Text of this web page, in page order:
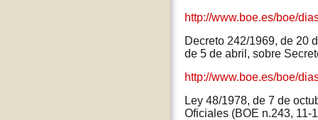
http://www.boe.es/boe/
Decreto 242/1969, de 20
de 5 de abril, sobre
http://www.boe.es/boe/
Ley 48/1978, de 7 de
Oficiales (BOE n.243, 11-